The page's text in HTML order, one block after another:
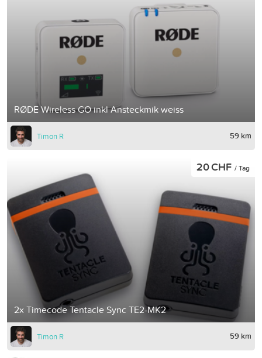
RØDE Wireless GO inkl Ansteckmik weiss
Timon R 59 km
2x Timecode Tentacle Sync TE2-MK2
20 CHF / Tag
Timon R 59 km